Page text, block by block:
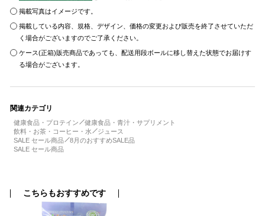
掲載写真はイメージです。
掲載している内容、規格、デザイン、価格の変更および販売を終了させていただ
く場合がございますのでご了承ください。
ケース(正箱)販売商品であっても、配送用段ボールに移し替えた状態でお届けす
る場合がございます。
関連カテゴリ
健康食品・プロテイン
健康食品・青汁・サプリメント
飲料・お茶・コーヒー・水
ジュース
SALE セール商品
8月のおすすめSALE品
SALE セール商品
こちらもおすすめです